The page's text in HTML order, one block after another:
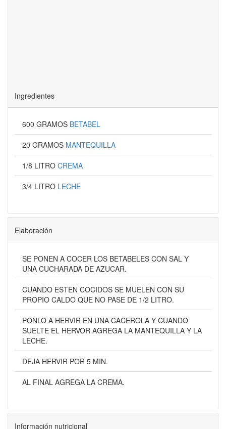
Ingredientes
600 GRAMOS BETABEL
20 GRAMOS MANTEQUILLA
1/8 LITRO CREMA
3/4 LITRO LECHE
Elaboración
SE PONEN A COCER LOS BETABELES CON SAL Y
UNA CUCHARADA DE AZUCAR.
CUANDO ESTEN COCIDOS SE MUELEN CON SU
PROPIO CALDO QUE NO PASE DE 1/2 LITRO.
PONLO A HERVIR EN UNA CACEROLA Y CUANDO
SUELTE EL HERVOR AGREGA LA MANTEQUILLA Y LA
LECHE.
DEJA HERVIR POR 5 MIN.
AL FINAL AGREGA LA CREMA.
Información nutricional